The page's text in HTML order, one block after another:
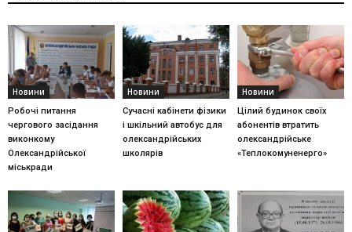
Новини
Робочі питання
чергового засідання
виконкому
Олександрійської
міськради
Новини
Сучасні кабінети фізики
і шкільний автобус для
олександрійських
школярів
Новини
Цілий будинок своїх
абонентів втратить
олександрійське
«Теплокомуненерго»